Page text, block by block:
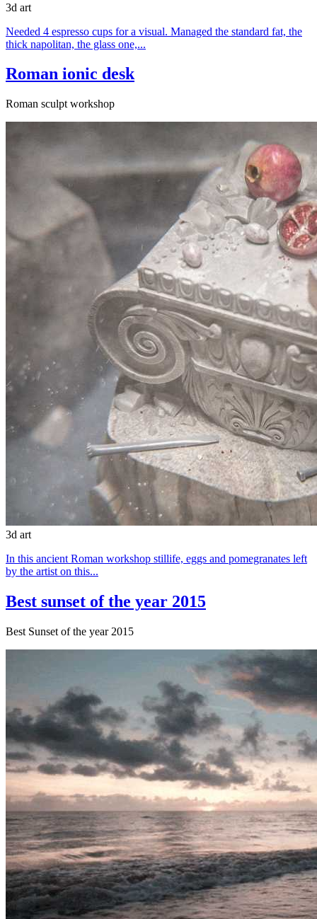
3d art
Needed 4 espresso cups for a visual. Managed the standard fat, the
thick napolitan, the glass one,...
Roman ionic desk
Roman sculpt workshop
3d art
In this ancient Roman workshop stillife, eggs and pomegranates left
by the artist on this...
Best sunset of the year 2015
Best Sunset of the year 2015